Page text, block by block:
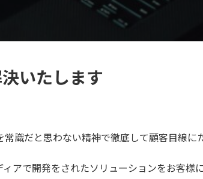
いたします
識だと思わない精神で徹底して顧客目線に
アで開発をされたソリューションをお客様